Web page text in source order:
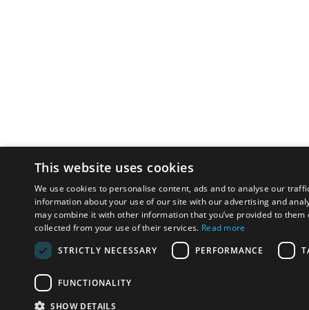
This website uses cookies
We use cookies to personalise content, ads and to analyse our
information about your use of our site with our advertising and
may combine it with other information that you’ve provided to them
collected from your use of their services. Read more
STRICTLY NECESSARY
PERFORMANCE
FUNCTIONALITY
SHOW DETAILS